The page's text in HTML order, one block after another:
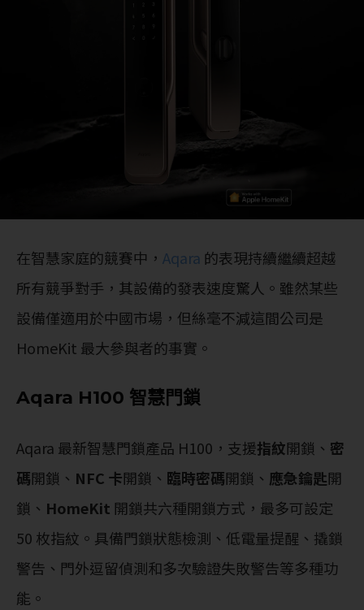
在智慧家庭的競賽中， Aqara 的表現持續繼續超越
所有競爭對手，其設備的發表速度驚人。雖然某些
設備僅適用於中國市場，但絲毫不減這間公司是
HomeKit 最大參與者的事實。
Aqara H100 智慧門鎖
Aqara 最新智慧門鎖產品 H100，支援指紋開鎖、 密
碼開鎖、 NFC 卡開鎖、 臨時密碼開鎖、 應急鑰匙開
鎖、 HomeKit 開鎖共六種開鎖方式，最多可設定
50 枚指紋。具備門鎖狀態檢測、低電量提醒、撬鎖
警告、門外逗留偵測和多次驗證失敗警告等多種功
能。